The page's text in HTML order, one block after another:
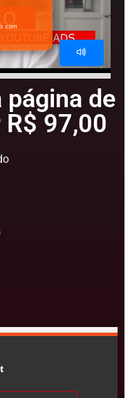
som
de
R$ 97,00